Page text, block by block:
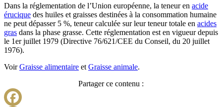
Dans la réglementation de l’Union européenne, la teneur en acide
érucique des huiles et graisses destinées à la consommation humaine
ne peut dépasser 5 %, teneur calculée sur leur teneur totale en acides
gras dans la phase grasse. Cette réglementation est en vigueur depuis
le 1er juillet 1979 (Directive 76/621/CEE du Conseil, du 20 juillet
1976).
VoirGraisse alimentaire et Graisse animale.
Partager ce contenu :